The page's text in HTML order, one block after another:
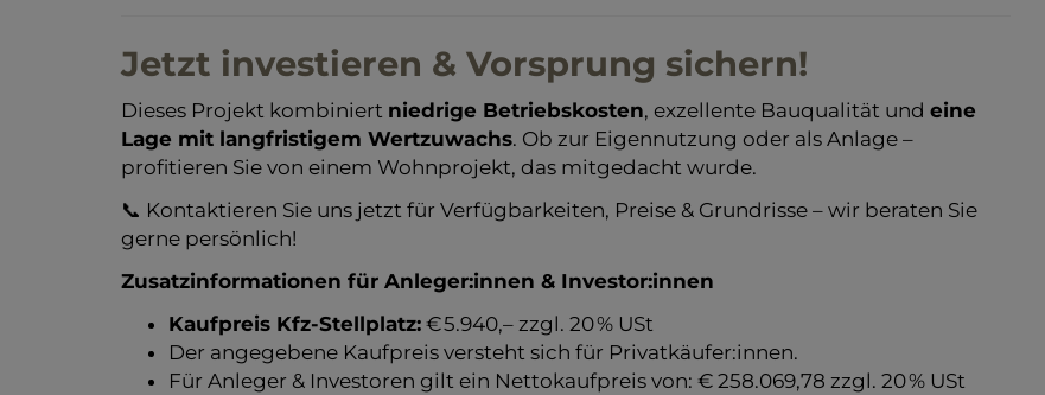
Jetzt investieren & Vorsprung sichern!
Dieses Projekt kombiniert niedrige Betriebskosten, exzellente Bauqualität und eine
Lage mit langfristigem Wertzuwachs. Ob zur Eigennutzung oder als Anlage –
profitieren Sie von einem Wohnprojekt, das mitgedacht wurde.
📞 Kontaktieren Sie uns jetzt für Verfügbarkeiten, Preise & Grundrisse – wir beraten Sie
gerne persönlich!
Zusatzinformationen für Anleger:innen & Investor:innen
Kaufpreis Kfz-Stellplatz: € 5.940,– zzgl. 20 % USt
Der angegebene Kaufpreis versteht sich für Privatkäufer:innen.
Für Anleger & Investoren gilt ein Nettokaufpreis von: € 258.069,78 zzgl. 20 % USt